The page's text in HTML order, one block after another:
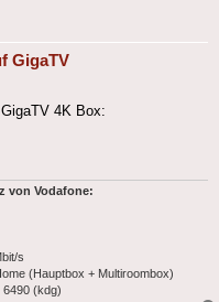
GigaTV
4K Box:
von Vodafone:
s
(Hauptbox + Multiroombox)
6490 (kdg)